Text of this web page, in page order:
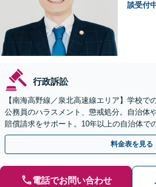
談受付
行政訴訟
【南海高野線／泉北高速線エリア】学校で
公務員のハラスメント、懲戒処分。自治体
賠償請求をサポート。10年以上の自治体で
組織の動きを見据えて解決策をご提案【オ
料金表を見る
電話でお問い合わせ